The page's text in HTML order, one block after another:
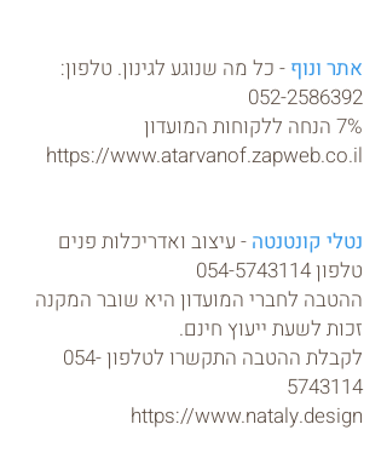
אתר ונוף - כל מה שנוגע לגינון. טלפון:
052-2586392
7% הנחה ללקוחות המועדון
https://www.atarvanof.zapweb.co.il
נטלי קונטנטה - עיצוב ואדריכלות פנים
טלפון054-5743114
ההטבה לחברי המועדון היא שובר המקנה
זכות לשעת ייעוץ חינם.
לקבלת ההטבה התקשרו לטלפון 054-
5743114
https://www.nataly.design